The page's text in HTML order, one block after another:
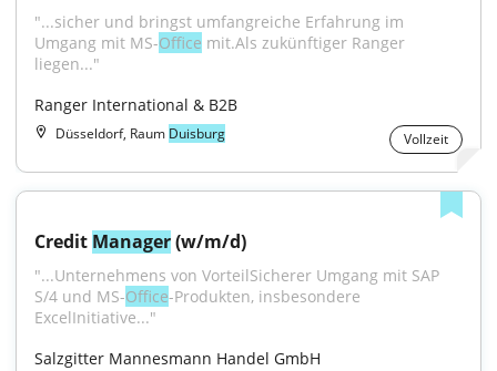
"...sicher und bringst umfangreiche Erfahrung im
Umgang mit MS-Office mit.Als zukünftiger Ranger
liegen..."
Ranger International & B2B
Düsseldorf, Raum Duisburg Vollzeit
Credit Manager (w/m/d)
"...Unternehmens von VorteilSicherer Umgang mit SAP
S/4 und MS-Office-Produkten, insbesondere
ExcelInitiative..."
Salzgitter Mannesmann Handel GmbH